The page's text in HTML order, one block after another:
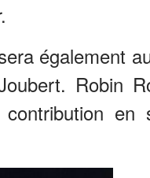
également
Robin
en